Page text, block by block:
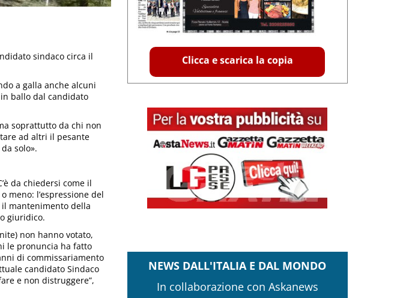
sindaco circa il
a galla anche alcuni
ballo dal candidato
soprattutto da chi non
ad altri il pesante
solo».
da chiedersi come il
meno: l’espressione del
mantenimento della
giuridico.
non hanno votato,
le pronuncia ha fatto
di commissariamento
candidato Sindaco
e non distruggere”,
Clicca e scarica la copia
NEWS DALL'ITALIA E DAL MONDO
In collaborazione con Askanews